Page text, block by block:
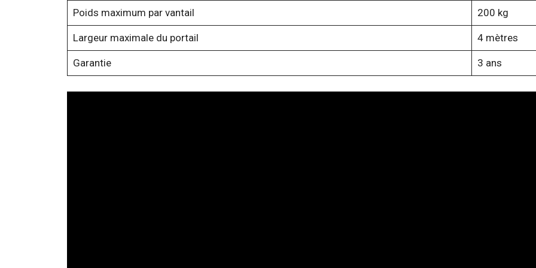
Poids maximum par vantail 200 kg
Largeur maximale du portail 4 mètres
Garantie 3 ans